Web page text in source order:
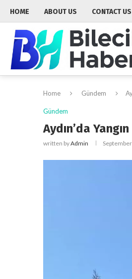
HOME ABOUT US CONTACT US
Home Gündem
Gündem
Aydın’da
written byAdmin